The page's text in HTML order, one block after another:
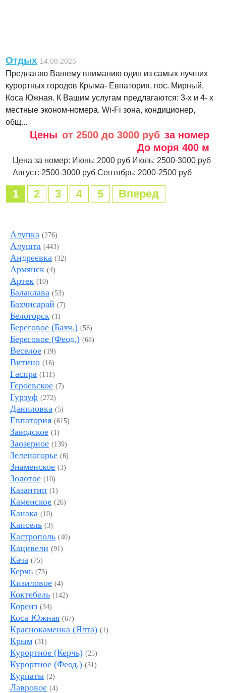
Отдых 14.08.2025
Предлагаю Вашему вниманию один из самых лучших
курортных городов Крыма- Евпатория, пос. Мирный,
Коса Южная. К Вашим услугам предлагаются: 3-х и 4- х
местные эконом-номера. Wi-Fi зона, кондиционер,
общ...
Цены от 2500 до 3000 руб за номер
До моря 400 м
Цена за номер: Июнь: 2000 руб Июль: 2500-3000 руб
Август: 2500-3000 руб Сентябрь: 2000-2500 руб
1 2 3 4 5 Вперед
Алупка (276)
Алушта (443)
Андреевка (32)
Армянск (4)
Артек (10)
Балаклава (53)
Бахчисарай (7)
Белогорск (1)
Береговое (Бахч.) (56)
Береговое (Феод.) (68)
Веселое (19)
Витино (16)
Гаспра (111)
Героевское (7)
Гурзуф (272)
Даниловка (5)
Евпатория (615)
Заводское (1)
Заозерное (139)
Зеленогорье (6)
Знаменское (3)
Золотое (10)
Казантип (1)
Каменское (26)
Канака (10)
Капсель (3)
Кастрополь (40)
Кацивели (91)
Кача (75)
Керчь (73)
Кизиловое (4)
Коктебель (142)
Кореиз (34)
Коса Южная (67)
Краснокаменка (Ялта) (1)
Крым (31)
Курортное (Керчь) (25)
Курортное (Феод.) (31)
Курпаты (2)
Лавровое (4)